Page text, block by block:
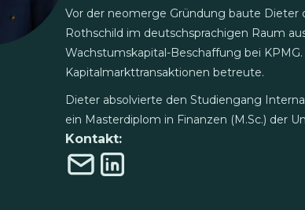
Vor der neomerge Gründung baute Dieter
Rothschild im deutschsprachigen Raum
Wachstumskapital-Beschaffung bei
Kapitalmarkttransaktionen betreute.
Dieter absolvierte den Studiengang
ein Masterdiplom in Finanzen (M.Sc.) der
Kontakt: